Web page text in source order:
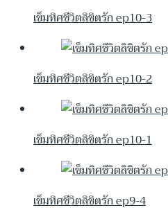
เข็มทิศชีวิตลิขิตรัก ep10-3
เข็มทิศชีวิตลิขิตรัก ep10-2
เข็มทิศชีวิตลิขิตรัก ep10-1
เข็มทิศชีวิตลิขิตรัก ep9-4